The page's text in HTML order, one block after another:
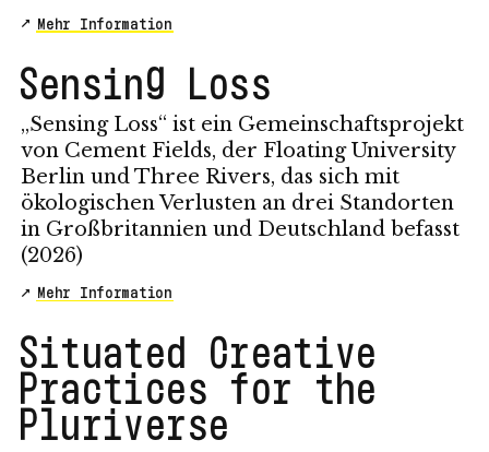
Mehr Information
Sensing Loss
„Sensing Loss“ ist ein Gemeinschaftsprojekt
von Cement Fields, der Floating University
Berlin und Three Rivers, das sich mit
ökologischen Verlusten an drei Standorten
in Großbritannien und Deutschland befasst
(2026)
Mehr Information
Situated Creative
Practices for the
Pluriverse